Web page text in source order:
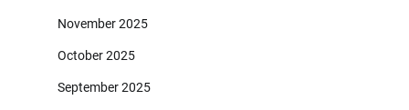
November 2025
October 2025
September 2025